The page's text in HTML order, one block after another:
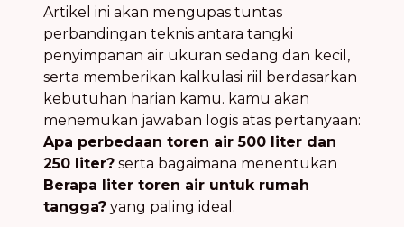
Artikel ini akan mengupas tuntas
perbandingan teknis antara tangki
penyimpanan air ukuran sedang dan kecil,
serta memberikan kalkulasi riil berdasarkan
kebutuhan harian kamu. kamu akan
menemukan jawaban logis atas pertanyaan:
Apa perbedaan toren air 500 liter dan
250 liter? serta bagaimana menentukan
Berapa liter toren air untuk rumah
tangga? yang paling ideal.